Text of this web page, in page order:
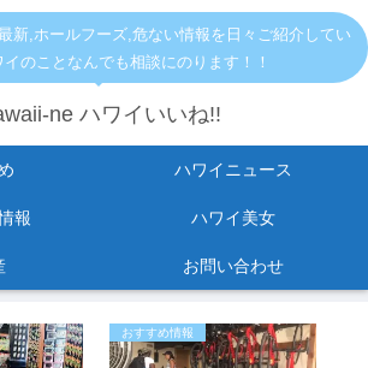
新,ホールフーズ,危ない情報を日々ご紹介してい
イのことなんでも相談にのります！！
ne ハワイいいね!!
ハワイニュース
報 ハワイ美女
お問い合わせ
おすすめ情報